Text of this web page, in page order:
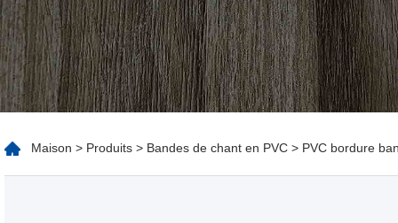
Maison > Produits > Bandes de chant en PVC > PVC bordure